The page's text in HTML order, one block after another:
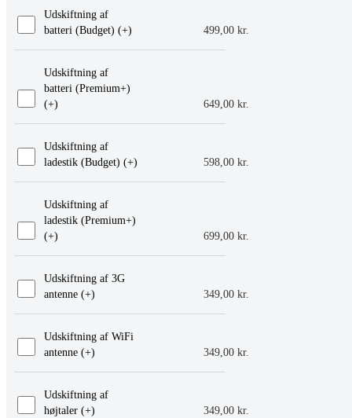
Udskiftning af
batteri (Budget) (+
499,00 kr.
)
Udskiftning af
batteri (Premium+)
(+
649,00 kr.
)
Udskiftning af
ladestik (Budget) (+
598,00 kr.
)
Udskiftning af
ladestik (Premium+)
(+
699,00 kr.
)
Udskiftning af 3G
antenne (+
349,00 kr.
)
Udskiftning af WiFi
antenne (+
349,00 kr.
)
Udskiftning af
højtaler (+
349,00 kr.
)